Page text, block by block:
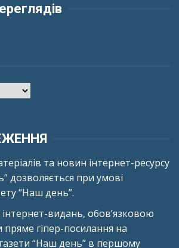
та новин інтернет-ресурсу
дозволяється при умові
“Наш день”.
видань, обов’язковою
гіпер-посилання на
“Наш день” в першому